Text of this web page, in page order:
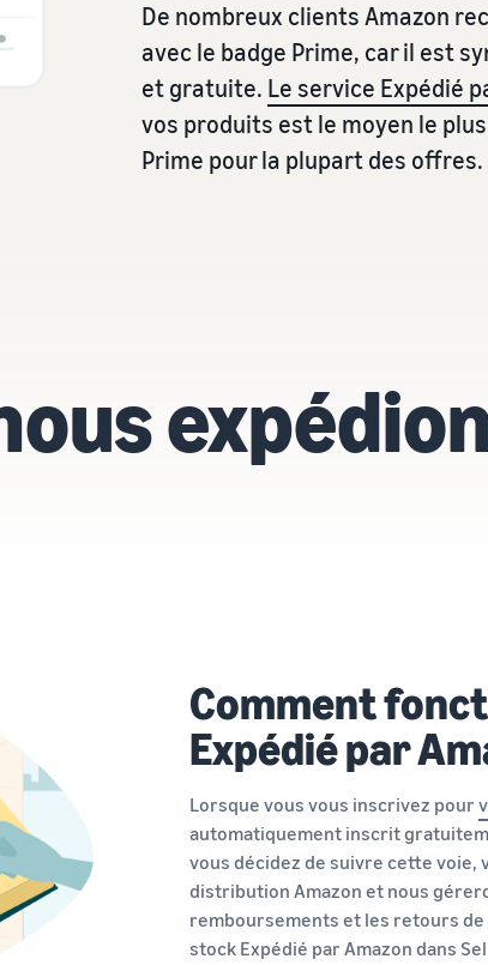
De nombreux clients Amazon
avec le badge Prime, car il est
et gratuite. Le service Expédié
vos produits est le moyen le
Prime pour la plupart des offres.
Comment
Expédié par
Lorsque vous vous inscrivez pour
automatiquement inscrit
vous décidez de suivre cette voie,
distribution Amazon et nous
remboursements et les retours
stock Expédié par Amazon dans